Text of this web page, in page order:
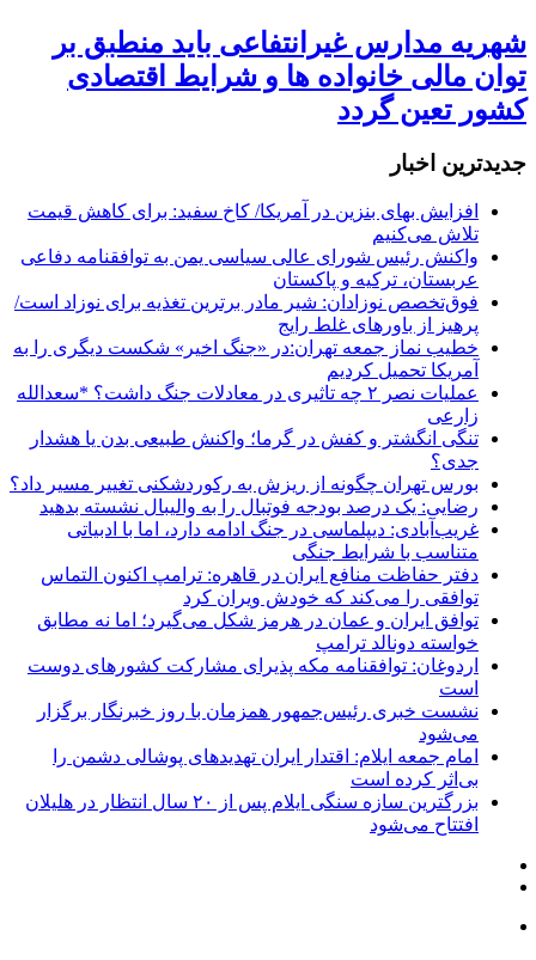
شهریه مدارس غیرانتفاعی باید منطبق بر
توان مالی خانواده ها و شرایط اقتصادی
کشور تعین گردد
جديدترين اخبار
افزایش بهای بنزین در آمریکا/ کاخ سفید: برای کاهش قیمت
تلاش می‌کنیم
واکنش رئیس شورای عالی سیاسی یمن به توافقنامه دفاعی
عربستان، ترکیه و پاکستان
فوق‌تخصص نوزادان: شیر مادر برترین تغذیه برای نوزاد است/
پرهیز از باورهای غلط رایج
خطیب نماز جمعه تهران:در «جنگ اخیر» شکست دیگری را به
آمریکا تحمیل کردیم
عملیات نصر ۲ چه تاثیری در معادلات جنگ داشت؟ *سعدالله
زارعی
تنگی انگشتر و کفش در گرما؛ واکنش طبیعی بدن یا هشدار
جدی؟
بورس تهران چگونه از ریزش به رکوردشکنی تغییر مسیر داد؟
رضایی: یک درصد بودجه فوتبال را به والیبال نشسته بدهید
غریب‌آبادی: دیپلماسی در جنگ ادامه دارد، اما با ادبیاتی
متناسب با شرایط جنگی
دفتر حفاظت منافع ایران در قاهره: ترامپ اکنون التماس
توافقی را می‌کند که خودش ویران کرد
توافق ایران و عمان در هرمز شکل می‌گیرد؛ اما نه مطابق
خواسته دونالد ترامپ
اردوغان: توافقنامه مکه پذیرای مشارکت کشورهای دوست
است
نشست خبری رئیس‌جمهور همزمان با روز خبرنگار برگزار
می‌شود
امام جمعه ایلام: اقتدار ایران تهدیدهای پوشالی دشمن را
بی‌اثر کرده است
بزرگترین سازه سنگی ایلام پس از ۲۰ سال انتظار در هلیلان
افتتاح می‌شود